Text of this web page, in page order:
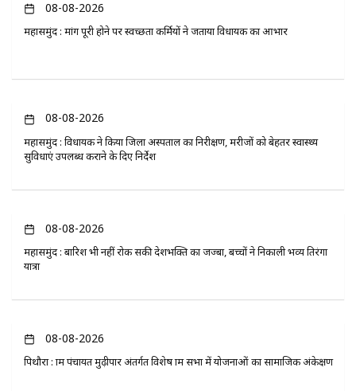
08-08-2026
महासमुंद : मांग पूरी होने पर स्वच्छता कर्मियों ने जताया विधायक का आभार
08-08-2026
महासमुंद : विधायक ने किया जिला अस्पताल का निरीक्षण, मरीजों को बेहतर स्वास्थ्य
सुविधाएं उपलब्ध कराने के दिए निर्देश
08-08-2026
महासमुंद : बारिश भी नहीं रोक सकी देशभक्ति का जज्बा, बच्चों ने निकाली भव्य तिरंगा
यात्रा
08-08-2026
पिथौरा : ग्राम पंचायत मुढ़ीपार अंतर्गत विशेष ग्राम सभा में योजनाओं का सामाजिक अंकेक्षण